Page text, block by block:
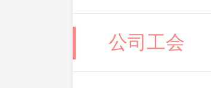
公司工会